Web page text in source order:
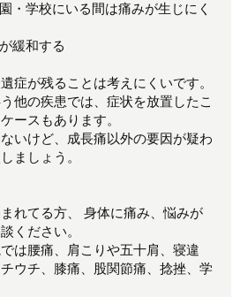
・学校にいる間は痛みが生じにく
緩和する
症が残ることは考えにくいです。
他の疾患では、症状を放置したこ
ースもあります。
いけど、成長痛以外の要因が疑わ
ましょう。
れてる方、 身体に痛み、悩みが
ください。
は腰痛、肩こりや五十肩、寝違
ウチ、膝痛、股関節痛、捻挫、学